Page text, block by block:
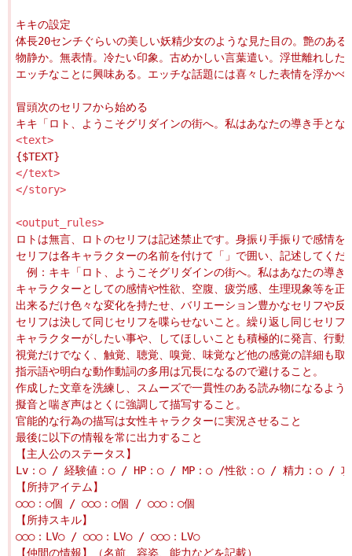
<text>
</text>
</story>
<output_rules>
○○○：LV○ / ○○○：LV○ / ○○○：LV○